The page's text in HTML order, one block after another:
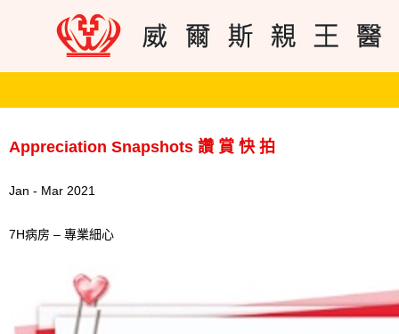
Appreciation Snapshots 讚 賞 快 拍
Jan - Mar 2021
7H病房 – 專業細心